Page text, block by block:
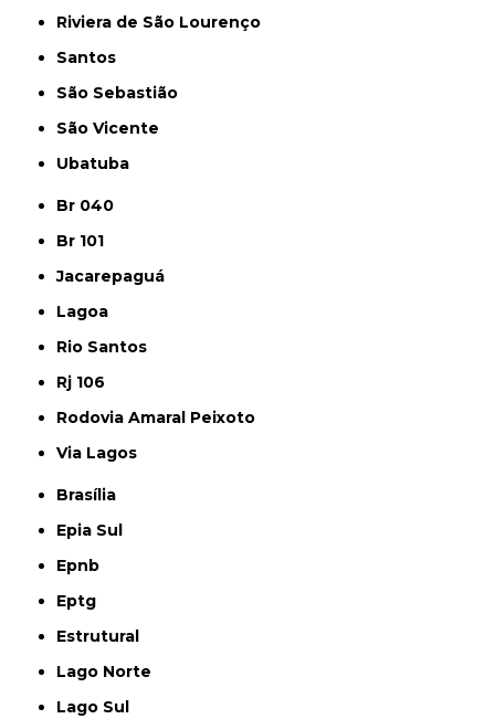
Riviera de São Lourenço
Santos
São Sebastião
São Vicente
Ubatuba
Br 040
Br 101
Jacarepaguá
Lagoa
Rio Santos
Rj 106
Rodovia Amaral Peixoto
Via Lagos
Brasília
Epia Sul
Epnb
Eptg
Estrutural
Lago Norte
Lago Sul